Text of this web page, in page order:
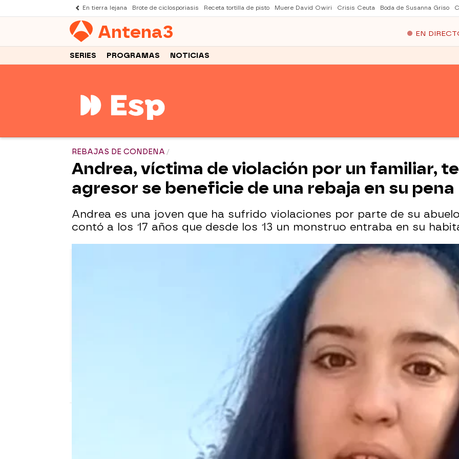
En tierra lejana Brote de ciclosporiasis Receta tortilla de pisto Muere David Owiri Crisis Ceuta Boda de Susanna Griso
Antena3 EN
SERIES PROGRAMAS NOTICIAS
REBAJAS DE CONDENA
Andrea, víctima de violación por un familiar,
agresor se beneficie de una rebaja en su pena
Andrea es una joven que ha sufrido violaciones por parte de su
contó a los 17 años que desde los 13 un monstruo entraba en su
14 de septiembre de 2023, 14:26 Whatsapp
Facebook